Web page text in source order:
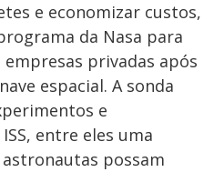
e economizar custos,
da Nasa para
privadas após
espacial. A sonda
e
entre eles uma
possam